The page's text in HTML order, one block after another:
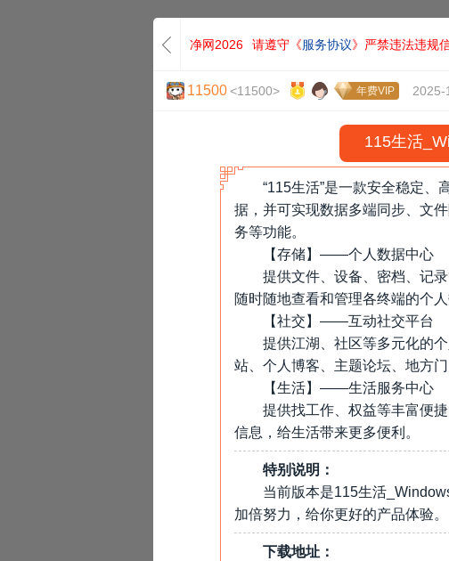
净网2026 请遵守《服务协议》严禁违法违规
11500<11500> 年费VIP 2025-
115生活
“115生活”是一款安全稳定
据，并可实现数据多端同步、文
务等功能。
【存储】——个人数据中心
提供文件、设备、密档、记
随时随地查看和管理各终端的个人
【社交】——互动社交平台
提供江湖、社区等多元化的
站、个人博客、主题论坛、地方
【生活】——生活服务中心
提供找工作、权益等丰富便
信息，给生活带来更多便利。
特别说明：
当前版本是115生活
加倍努力，给你更好的产品体验。
下载地址：